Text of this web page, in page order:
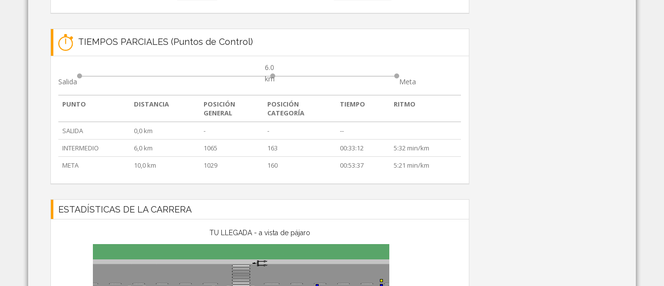
TIEMPOS PARCIALES (Puntos de Control)
Salida
6.0
km
Meta
PUNTO DISTANCIA
POSICIÓN
GENERAL
POSICIÓN
CATEGORÍA
TIEMPO RITMO
SALIDA 0,0 km - -
--
INTERMEDIO
6,0 km 1065 163 00:33:12
5:32 min/km
META
10,0 km 1029 160 00:53:37 5:21 min/km
ESTADÍSTICAS DE LA CARRERA
TU LLEGADA - a vista de pájaro